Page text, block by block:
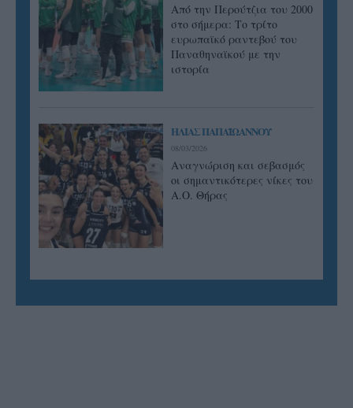
Από την Περούτζια του 2000
στο σήμερα: Tο τρίτο
ευρωπαϊκό ραντεβού του
Παναθηναϊκού με την
ιστορία
ΗΛΙΑΣ ΠΑΠΑΪΩΑΝΝΟΥ
08/03/2026
Αναγνώριση και σεβασμός
οι σημαντικότερες νίκες του
Α.Ο. Θήρας